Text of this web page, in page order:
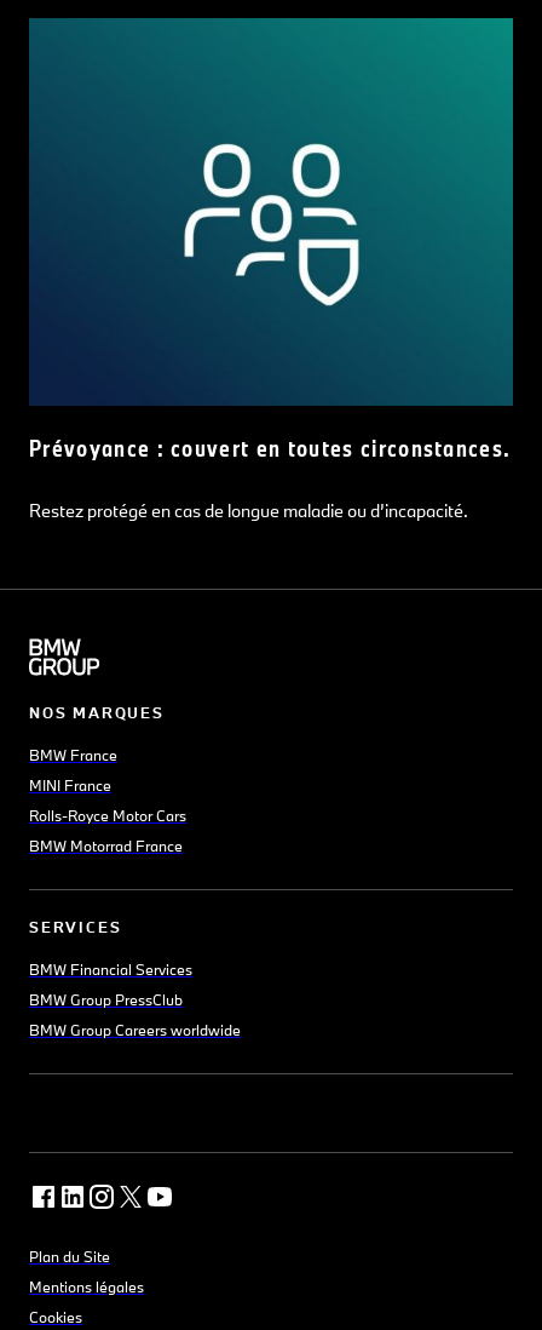
Prévoyance : couvert en toutes circonstances.
Restez protégé en cas de longue maladie ou d’incapacité.
NOS MARQUES
BMW France
MINI France
Rolls-Royce Motor Cars
BMW Motorrad France
SERVICES
BMW Financial Services
BMW Group PressClub
BMW Group Careers worldwide
Plan du Site
Mentions légales
Cookies